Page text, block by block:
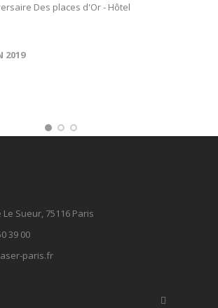
Des places d'Or - Hôtel
2019
Le Sueur, 75116 Paris
39 00
paris.fr